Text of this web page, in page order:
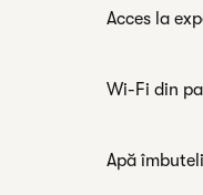
Acces la
Wi-Fi din
Apă